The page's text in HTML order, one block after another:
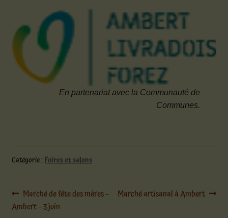
En partenariat avec la Communauté de
Communes.
Catégorie : Foires et salons
Navigation
Article
précédent :
Marché de fête des mères –
Ambert – 3 juin
Article
Marché artisanal à Ambert